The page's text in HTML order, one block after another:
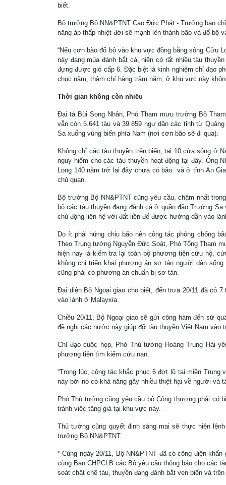
biết.
Bộ trưởng Bộ NN&PTNT Cao Đức Phát - Trưởng ban
năng áp thấp nhiệt đới sẽ mạnh lên thành bão và đổ bộ
“Nếu cơn bão đổ bộ vào khu vực đồng bằng sông Cửu
này đang mùa đánh bắt cá, hiện có rất nhiều tàu
đựng được gió cấp 6. Đặc biệt là kinh nghiệm chỉ đạo
chục năm, thậm chí hàng trăm năm, ở khu vực này
Thời gian không còn nhiều
Đại tá Bùi Song Nhân, Phó Tham mưu trưởng Bộ
vẫn còn 5.641 tàu và 39.859 ngư dân các tỉnh từ
Sa xuống vùng biển phía Nam (nơi cơn bão sẽ đi qua).
Không chỉ các tàu thuyền trên biển, tại 10 cửa sông ở
nguy hiểm cho các tàu thuyền hoạt động tại đây. Ông
Long 140 năm trở lại đây chưa có bão và ở tỉnh An
chủ quan.
Bộ trưởng Bộ NN&PTNT cũng yêu cầu, chậm nhất
bộ các tàu thuyền đang đánh cá ở quần đảo Trường
chủ động liên hệ với đất liền để được hướng dẫn vào
Do ít phải hứng chịu bão nên công tác phòng chống
Theo Trung tướng Nguyễn Đức Soát, Phó Tổng Tham
hiện nay là kiểm tra lại toàn bộ phương tiện cứu hộ,
không chỉ triển khai phương án sơ tán người dân
cũng phải có phương án chuẩn bị sơ tán.
Đại diện Bộ Ngoại giao cho biết, đến trưa 20/11 đã có
vào lánh ở Malayxia.
Chiều 20/11, Bộ Ngoại giao sẽ gửi công hàm đến sứ
đề nghị các nước này giúp đỡ tàu thuyền Việt Nam vào
Chỉ đạo cuộc họp, Phó Thủ tướng Hoàng Trung Hải
phương tiện tìm kiếm cứu nạn.
“Trong lúc, công tác khắc phục 6 đợt lũ tại miền Trung
này bởi nó có khả năng gây nhiều thiệt hại về người và
Phó Thủ tướng cũng yêu cầu bộ Công thương phải có
tránh việc tăng giá tại khu vực này.
Thủ tướng cũng quyết định sáng mai sẽ thực hiện
trưởng Bộ NN&PTNT.
* Cùng ngày 20/11, Bộ NN&PTNT đã có công điện
cùng Ban CHPCLB các Bộ yêu cầu thông báo cho các
soát chặt chẽ tàu, thuyền đang đánh bắt ven biển và